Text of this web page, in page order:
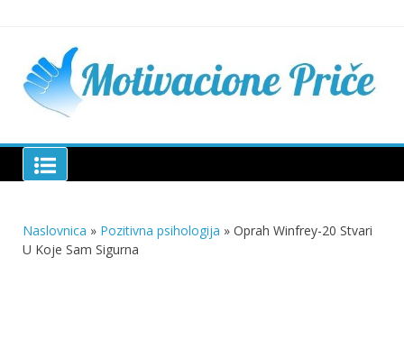
Motivacione Priče
Naslovnica » Pozitivna psihologija » Oprah Winfrey-20 Stvari
U Koje Sam Sigurna